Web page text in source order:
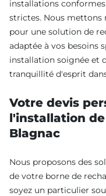
installations
strictes. Nous mettons
pour une solution de
adaptée à vos besoins
installation soignée et
tranquillité d'esprit
Votre devis
l'installation
Blagnac
Nous proposons des
de votre borne de
soyez un particulier